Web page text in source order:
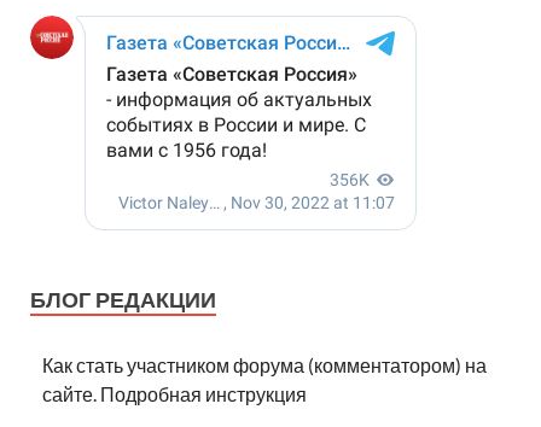
БЛОГ РЕДАКЦИИ
Как стать участником форума (комментатором) на
сайте. Подробная инструкция